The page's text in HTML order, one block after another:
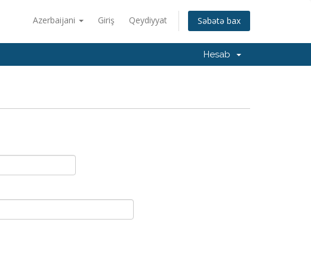
Azerbaijani Giriş Qeydiyyat Səbətə bax
Hesab